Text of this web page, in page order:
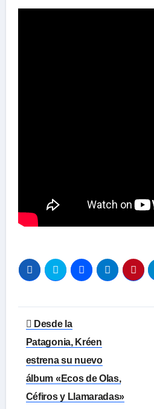
Navegación
de
entradas
Desde la
Patagonia, Kréen
estrena su nuevo
álbum «Ecos de Olas,
Céfiros y Llamaradas»